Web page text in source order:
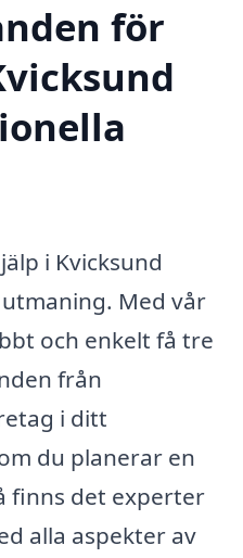
för
i Kvicksund
Med vår
och enkelt få tre
från
i ditt
du planerar en
finns det experter
alla aspekter av